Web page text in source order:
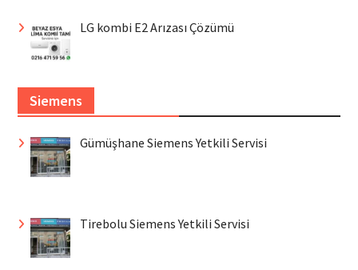
LG kombi E2 Arızası Çözümü
Siemens
Gümüşhane Siemens Yetkili Servisi
Tirebolu Siemens Yetkili Servisi